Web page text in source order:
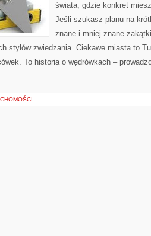
świata, gdzie konkret
Jeśli szukasz planu na
znane i mniej znane
stylów zwiedzania. Ciekawe miasta to
To historia o wędrówkach –